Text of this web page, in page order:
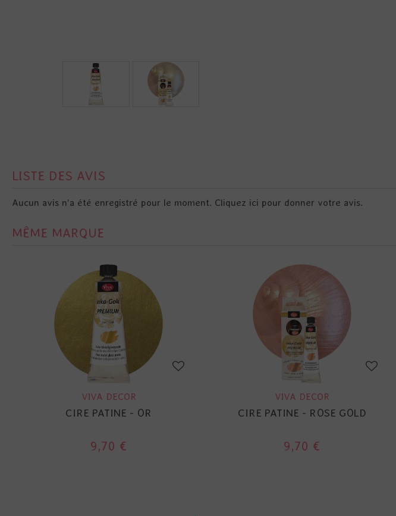
LISTE DES AVIS
Aucun avis n'a été enregistré pour le moment. Cliquez ici pour donner votre avis.
MÊME MARQUE
VIVA DECOR
CIRE PATINE - OR
9,70 €
VIVA DECOR
CIRE PATINE - ROSE GOLD
9,70 €